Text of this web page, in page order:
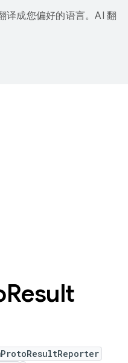
译成您偏好的语言。AI 翻
Result